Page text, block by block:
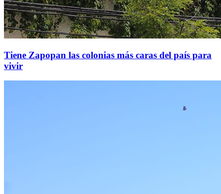
Tiene Zapopan las colonias más caras del país para
vivir